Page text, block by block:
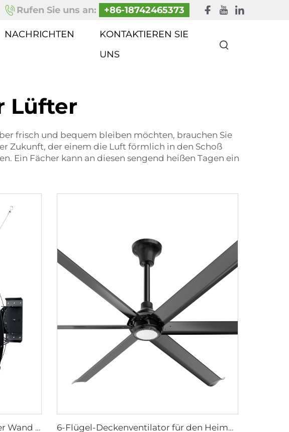
Rufen Sie uns an: +86-18742465373
NACHRICHTEN
KONTAKTIEREN SIE
UNS
Lüfter
frisch und bequem bleiben möchten, brauchen Sie
Zukunft, der einem die Luft förmlich in den Schoß
Ein Fächer kann an diesen sengend heißen Tagen ein
Hochwertige High Velocity an der Wand montierte Industriefans für Lagerhallen 6-Flügel-Deckenventilator für den Heimgebrauch Commercial Fan Büro und Wohnzimmer LED-Deckenventilator